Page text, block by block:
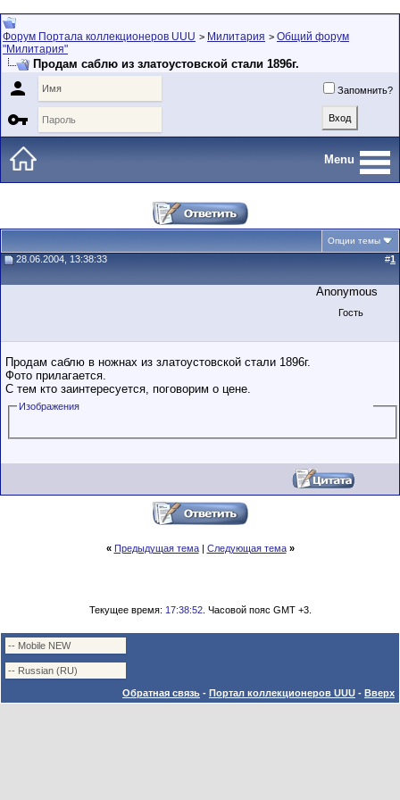
Форум Портала коллекционеров UUU > Милитария > Общий форум
"Милитария"
Продам саблю из златоустовской стали 1896г.
 Запомнить?

Menu
Опции темы
28.06.2004, 13:38:33 #1
Anonymous
Гость
Продам саблю в ножнах из златоустовской стали 1896г.
Фото прилагается.
С тем кто заинтересуется, поговорим о цене.
Изображения
« Предыдущая тема| Следующая тема »
Текущее время: 17:38:52. Часовой пояс GMT +3.
Обратная связь - Портал коллекционеров UUU - Вверх